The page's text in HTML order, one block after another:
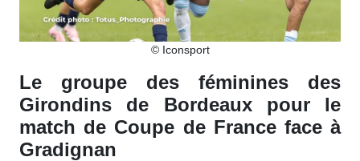
© Iconsport
Le groupe des féminines des
Girondins de Bordeaux pour le
match de Coupe de France face à
Gradignan